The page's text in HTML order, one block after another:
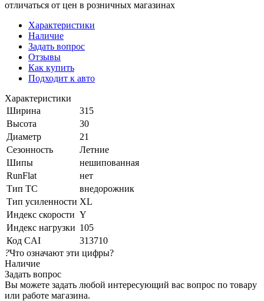
отличаться от цен в розничных магазинах
Характеристики
Наличие
Задать вопрос
Отзывы
Как купить
Подходит к авто
Характеристики
Ширина
315
Высота
30
Диаметр
21
Сезонность
Летние
Шипы
нешипованная
RunFlat
нет
Тип ТС
внедорожник
Тип усиленности XL
Индекс скорости Y
Индекс нагрузки 105
Код CAI
313710
?Что означают эти цифры?
Наличие
Задать вопрос
Вы можете задать любой интересующий вас вопрос по товару
или работе магазина.